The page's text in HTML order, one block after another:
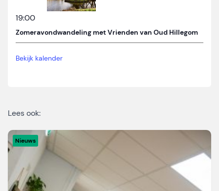
19:00
Zomeravondwandeling met Vrienden van Oud Hillegom
Bekijk kalender
Lees ook:
Nieuws